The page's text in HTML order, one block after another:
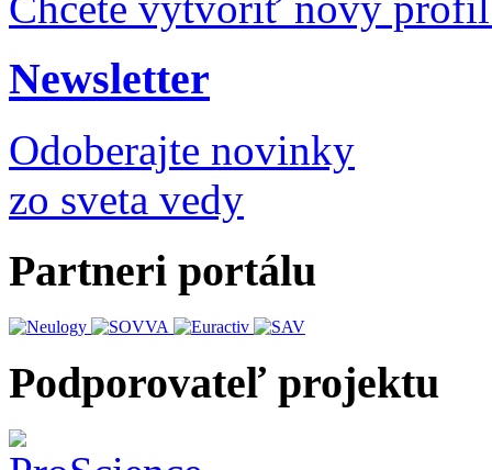
Newsletter
Odoberajte novinky
zo sveta vedy
Partneri portálu
Podporovateľ projektu